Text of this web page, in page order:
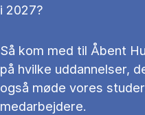
i 2027?
Så kom med til Åbent
på hvilke uddannelser,
også møde vores
medarbejdere.